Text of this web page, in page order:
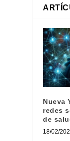
Nueva
redes
de
18/02/